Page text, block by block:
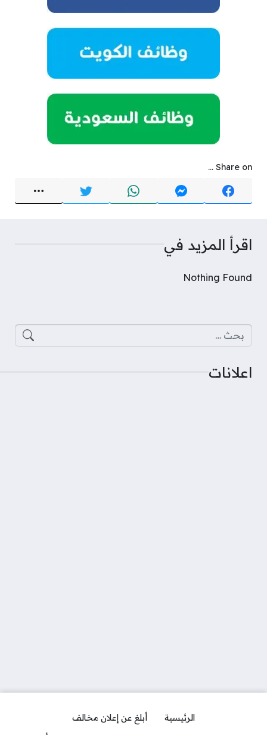
Share on ...
اقرأ المزيد في
Nothing Found
البحث عن:
اعلانات
الرئيسية
أبلغ عن إعلان مخالف